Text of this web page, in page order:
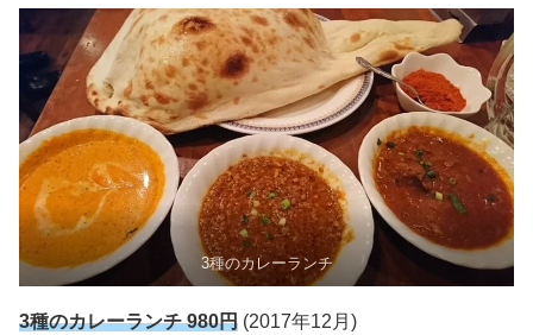
3種のカレーランチ
3種のカレーランチ 980円 (2017年12月)